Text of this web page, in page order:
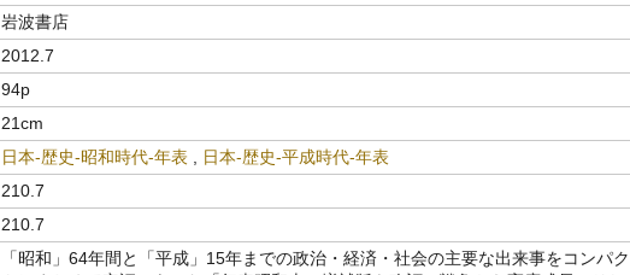
岩波書店
2012.7
94p
21cm
日本-歴史-昭和時代-年表
日本-歴史-平成時代-年表
210.7
210.7
「昭和」64年間と「平成」15年までの政治・経済・社会の主要な出来事をコンパク